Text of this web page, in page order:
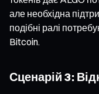
але необхідна
подібні ралі
Bitcoin.
Сценарій 3: